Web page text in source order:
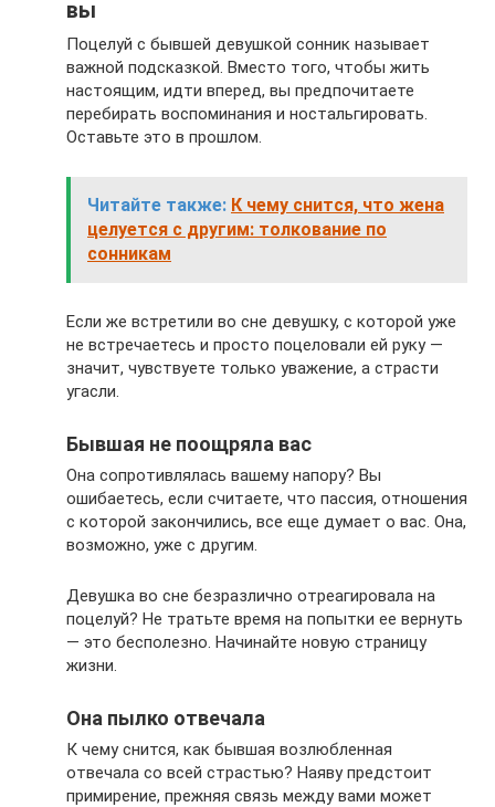
вы
Поцелуй с бывшей девушкой сонник называет
важной подсказкой. Вместо того, чтобы жить
настоящим, идти вперед, вы предпочитаете
перебирать воспоминания и ностальгировать.
Оставьте это в прошлом.
Читайте также: К чему снится, что жена
целуется с другим: толкование по
сонникам
Если же встретили во сне девушку, с которой уже
не встречаетесь и просто поцеловали ей руку —
значит, чувствуете только уважение, а страсти
угасли.
Бывшая не поощряла вас
Она сопротивлялась вашему напору? Вы
ошибаетесь, если считаете, что пассия, отношения
с которой закончились, все еще думает о вас. Она,
возможно, уже с другим.
Девушка во сне безразлично отреагировала на
поцелуй? Не тратьте время на попытки ее вернуть
— это бесполезно. Начинайте новую страницу
жизни.
Она пылко отвечала
К чему снится, как бывшая возлюбленная
отвечала со всей страстью? Наяву предстоит
примирение, прежняя связь между вами может